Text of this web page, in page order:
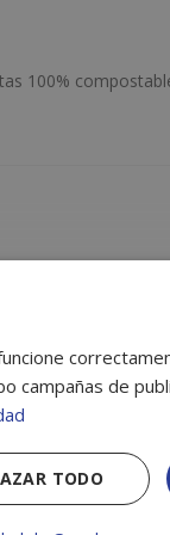
100%
marcados con*
campañas de
TODO